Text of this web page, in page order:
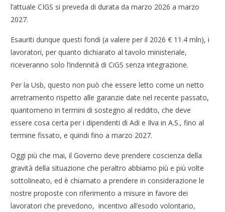
l’attuale CIGS si preveda di durata da marzo 2026 a marzo
2027.
Esauriti dunque questi fondi (a valere per il 2026 € 11.4 mln), i
lavoratori, per quanto dichiarato al tavolo ministeriale,
riceveranno solo l’indennità di CiGS senza integrazione.
Per la Usb, questo non può che essere letto come un netto
arretramento rispetto alle garanzie date nel recente passato,
quantomeno in termini di sostegno al reddito, che deve
essere cosa certa per i dipendenti di Adi e Ilva in A.S., fino al
termine fissato, e quindi fino a marzo 2027.
Oggi più che mai, il Governo deve prendere coscienza della
gravità della situazione che peraltro abbiamo più e più volte
sottolineato, ed è chiamato a prendere in considerazione le
nostre proposte con riferimento a misure in favore dei
lavoratori che prevedono, incentivo all’esodo volontario,